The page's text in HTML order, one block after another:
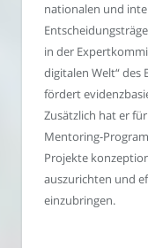
nationalen und
in der
digitalen Welt“
fördert
Zusätzlich hat er
Mentoring-
Projekte
auszurichten und
einzubringen.